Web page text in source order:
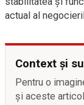
actual al
Context și
Pentru o
și aceste